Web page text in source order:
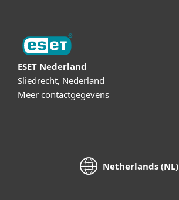
ESET Nederland
Sliedrecht, Nederland
Meer contactgegevens
Netherlands (NL)